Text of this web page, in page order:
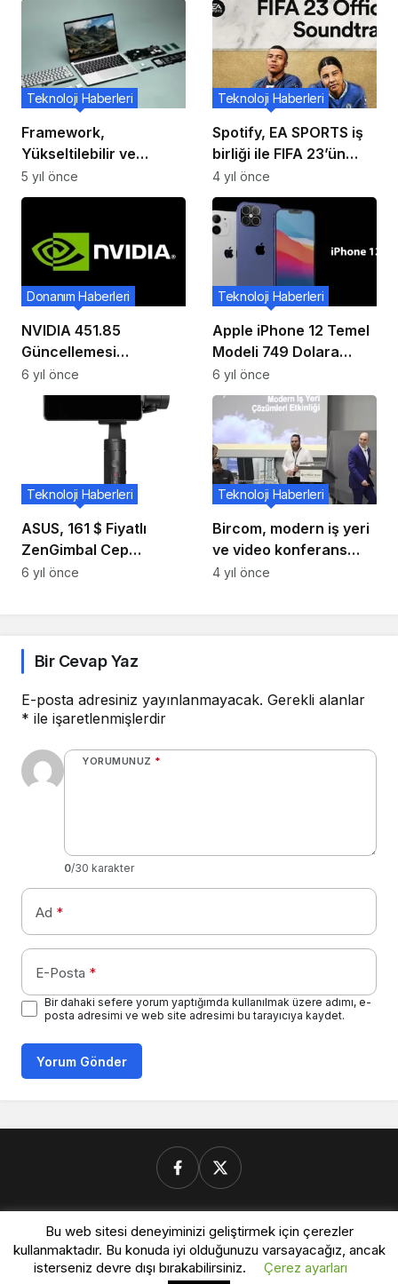
Framework,
Yükseltilebilir ve
Onarılabilir Bir
Verimlilik Dizüstü
Teknoloji Haberleri
5 yıl önce
Spotify, EA SPORTS iş
birliği ile FIFA 23’ün
resmi soundtrack’ini
duyurdu
Teknoloji Haberleri
4 yıl önce
NVIDIA 451.85
Güncellemesi
Yayınlandı!
Donanım Haberleri
6 yıl önce
Apple iPhone 12 Temel
Modeli 749 Dolara
Satılıyor
Teknoloji Haberleri
6 yıl önce
ASUS, 161 $ Fiyatlı
ZenGimbal Cep
Telefonu Gimbalini
Teknoloji Haberleri
6 yıl önce
Bircom, modern iş yeri
ve video konferans
çözümlerini tanıttı
Teknoloji Haberleri
4 yıl önce
Bir Cevap Yaz
E-posta adresiniz yayınlanmayacak. Gerekli alanlar
* ile işaretlenmişlerdir
YORUMUNUZ *
0/30 karakter
Ad *
E-Posta *
Bir dahaki sefere yorum yaptığımda kullanılmak üzere adımı, e-
posta adresimi ve web site adresimi bu tarayıcıya kaydet.
Yorum Gönder
Donanimforum.com
Bu web sitesi deneyiminizi geliştirmek için çerezler
kullanmaktadır. Bu konuda iyi olduğunuzu varsayacağız, ancak
isterseniz devre dışı bırakabilirsiniz.
Çerez ayarları